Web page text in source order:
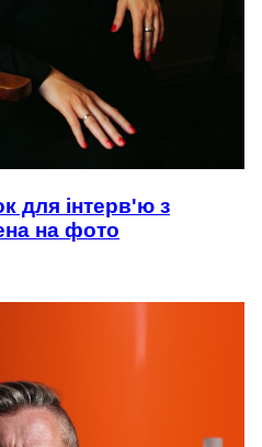
для інтерв'ю з
на фото